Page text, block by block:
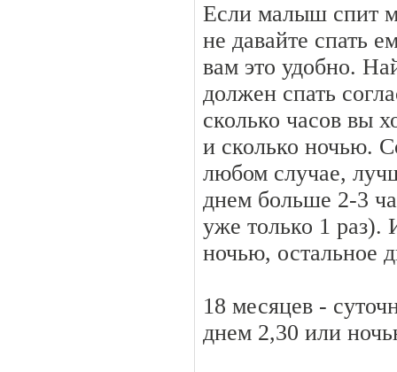
Если малыш спит
не давайте спать
вам это удобно.
должен спать
сколько часов вы
и сколько ночью.
любом случае,
днем больше 2-3
уже только 1 раз).
ночью, остальное
18 месяцев -
днем 2,30 или